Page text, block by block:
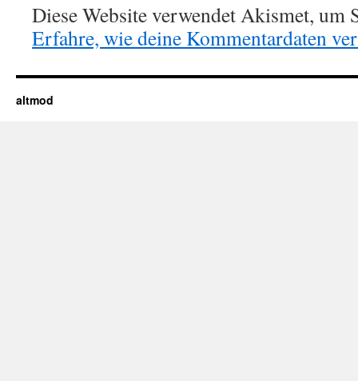
Diese Website verwendet Akismet, um
Erfahre, wie deine Kommentardaten
altmod